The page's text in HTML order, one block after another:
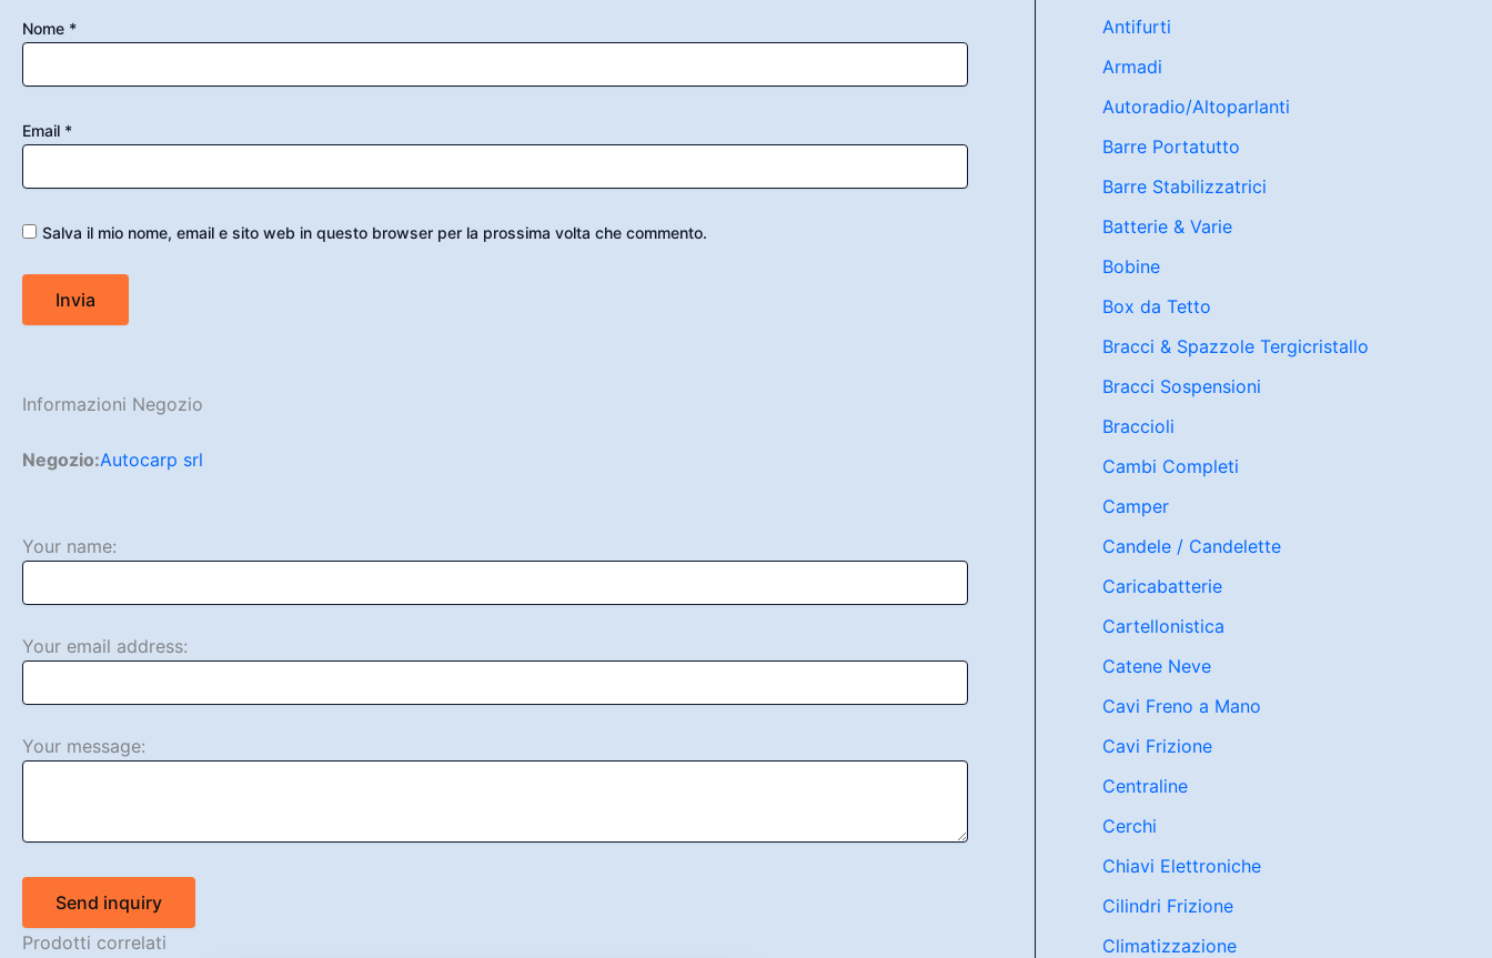
Nome *
Email *
Salva il mio nome, email e sito web in questo browser per la prossima volta che commento.
Informazioni Negozio
Negozio:Autocarp srl
Your name:
Your email address:
Your message:
Send inquiry
Prodotti correlati
Antifurti
Armadi
Autoradio/Altoparlanti
Barre Portatutto
Barre Stabilizzatrici
Batterie & Varie
Bobine
Box da Tetto
Bracci & Spazzole Tergicristallo
Bracci Sospensioni
Braccioli
Cambi Completi
Camper
Candele / Candelette
Caricabatterie
Cartellonistica
Catene Neve
Cavi Freno a Mano
Cavi Frizione
Centraline
Cerchi
Chiavi Elettroniche
Cilindri Frizione
Climatizzazione